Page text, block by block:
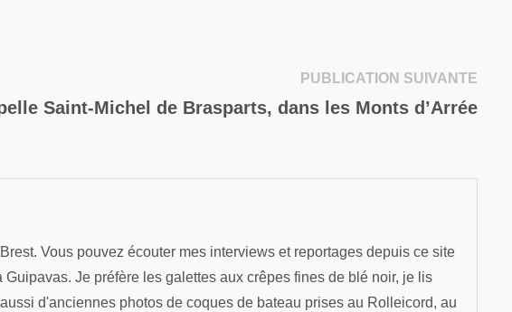
PUBLICATION SUIVANTE
Saint-Michel de Brasparts, dans les Monts d’Arrée
Vous pouvez écouter mes interviews et reportages depuis ce site
Je préfère les galettes aux crêpes fines de blé noir, je lis
d'anciennes photos de coques de bateau prises au Rolleicord, au